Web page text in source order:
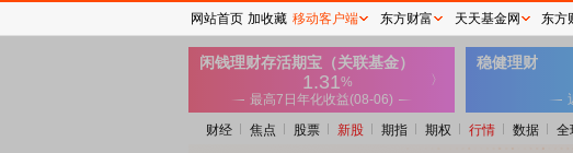
财经 焦点 股票 新股 期指 期权 行情 数据 全
网站首页 加收藏 移动客户端 东方财富 天天基金网 东方